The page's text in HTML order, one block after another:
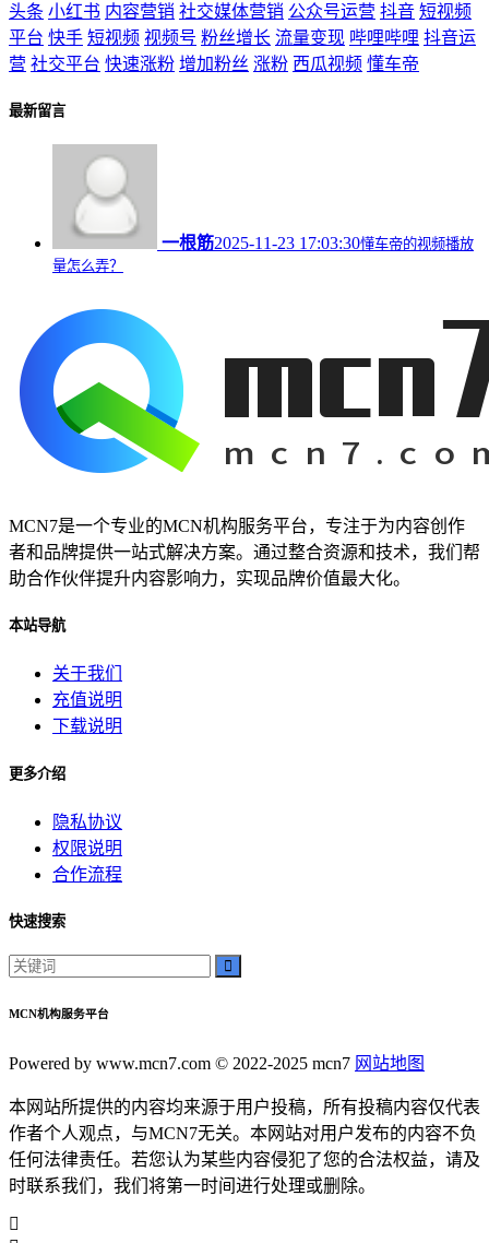
头条 小红书 内容营销 社交媒体营销 公众号运营 抖音 短视频
平台 快手 短视频 视频号 粉丝增长 流量变现 哔哩哔哩 抖音运
营 社交平台 快速涨粉 增加粉丝 涨粉 西瓜视频 懂车帝
最新留言
一根筋2025-11-23 17:03:30懂车帝的视频播放
量怎么弄？
MCN7是一个专业的MCN机构服务平台，专注于为内容创作
者和品牌提供一站式解决方案。通过整合资源和技术，我们帮
助合作伙伴提升内容影响力，实现品牌价值最大化。
本站导航
关于我们
充值说明
下载说明
更多介绍
隐私协议
权限说明
合作流程
快速搜索
MCN机构服务平台
Powered by www.mcn7.com © 2022-2025 mcn7 网站地图
本网站所提供的内容均来源于用户投稿，所有投稿内容仅代表
作者个人观点，与MCN7无关。本网站对用户发布的内容不负
任何法律责任。若您认为某些内容侵犯了您的合法权益，请及
时联系我们，我们将第一时间进行处理或删除。